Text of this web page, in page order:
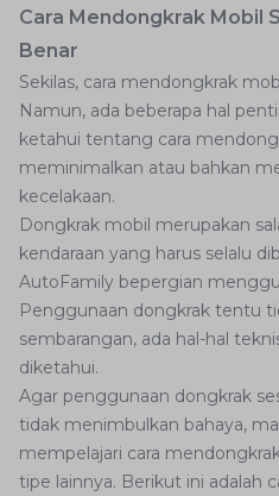
Cara Mendongkrak Mobil
Benar
Sekilas, cara mendongkrak
Namun, ada beberapa hal
ketahui tentang cara
meminimalkan atau bahkan
kecelakaan.
Dongkrak mobil merupakan
kendaraan yang harus selalu
AutoFamily bepergian
Penggunaan dongkrak tentu
sembarangan, ada hal-hal
diketahui.
Agar penggunaan dongkrak
tidak menimbulkan bahaya,
mempelajari cara
tipe lainnya. Berikut ini adalah